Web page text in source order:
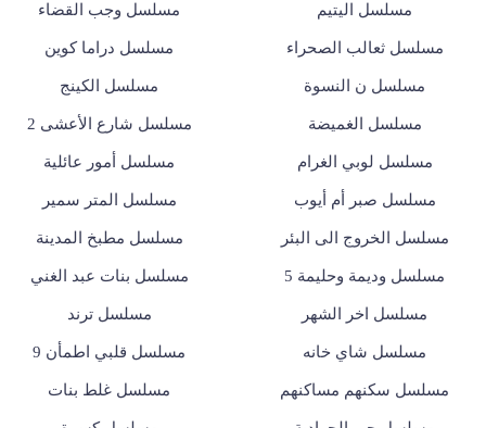
مسلسل اليتيم مسلسل وجب القضاء
مسلسل ثعالب الصحراء مسلسل دراما كوين
مسلسل ن النسوة مسلسل الكينج
مسلسل الغميضة مسلسل شارع الأعشى 2
مسلسل لوبي الغرام مسلسل أمور عائلية
مسلسل صبر أم أيوب مسلسل المتر سمير
مسلسل الخروج الى البئر مسلسل مطبخ المدينة
مسلسل وديمة وحليمة 5 مسلسل بنات عبد الغني
مسلسل اخر الشهر مسلسل ترند
مسلسل شاي خانه مسلسل قلبي اطمأن 9
مسلسل سكنهم مساكنهم مسلسل غلط بنات